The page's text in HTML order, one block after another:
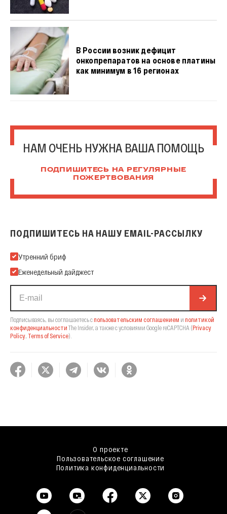
В России возник дефицит
онкопрепаратов на основе платины
как минимум в 16 регионах
НАМ ОЧЕНЬ НУЖНА ВАША ПОМОЩЬ
ПОДПИШИТЕСЬ НА РЕГУЛЯРНЫЕ
ПОЖЕРТВОВАНИЯ
ПОДПИШИТЕСЬ НА НАШУ EMAIL-РАССЫЛКУ
Подпишитесь на нашу Email-рассылку
Утренний бриф
Еженедельный дайджест
Подписываясь, вы соглашаетесь спользовательским соглашением и политикой
конфиденциальности The Insider, а также с условиями Google reCAPTCHA (Privacy
Policy, Terms of Service).
О проекте
Пользовательское соглашение
Политика конфиденциальности